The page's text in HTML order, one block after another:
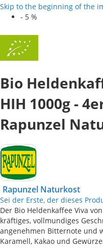
Skip to the beginning of the
- 5 %
Bio
HIH 1000g -
Rapunzel
Rapunzel Naturkost
Sei der Erste, der dieses
Der Bio Heldenkaffee Viva
kräftiges, vollmundiges
angenehmen Bitternote und
Karamell, Kakao und